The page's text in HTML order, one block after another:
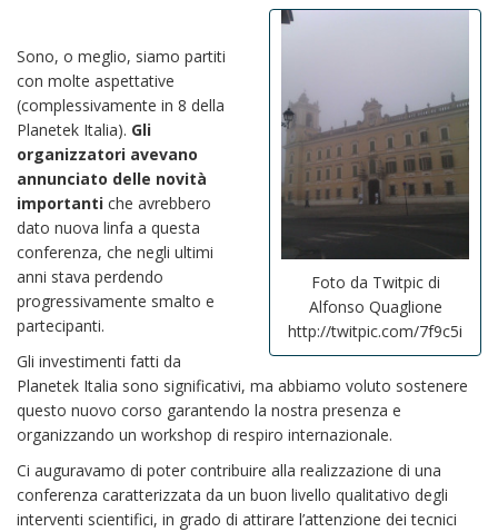
Foto da Twitpic di
Alfonso Quaglione
http://twitpic.com/7f9c5i
Sono, o meglio, siamo partiti
con molte aspettative
(complessivamente in 8 della
Planetek Italia). Gli
organizzatori avevano
annunciato delle novità
importanti che avrebbero
dato nuova linfa a questa
conferenza, che negli ultimi
anni stava perdendo
progressivamente smalto e
partecipanti.
Gli investimenti fatti da
Planetek Italia sono significativi, ma abbiamo voluto sostenere
questo nuovo corso garantendo la nostra presenza e
organizzando un workshop di respiro internazionale.
Ci auguravamo di poter contribuire alla realizzazione di una
conferenza caratterizzata da un buon livello qualitativo degli
interventi scientifici, in grado di attirare l’attenzione dei tecnici